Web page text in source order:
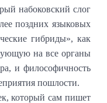
набоковский слог
поздних языковых
гибриды», как
на все органы
и философичность
пошлости.
который сам пишет